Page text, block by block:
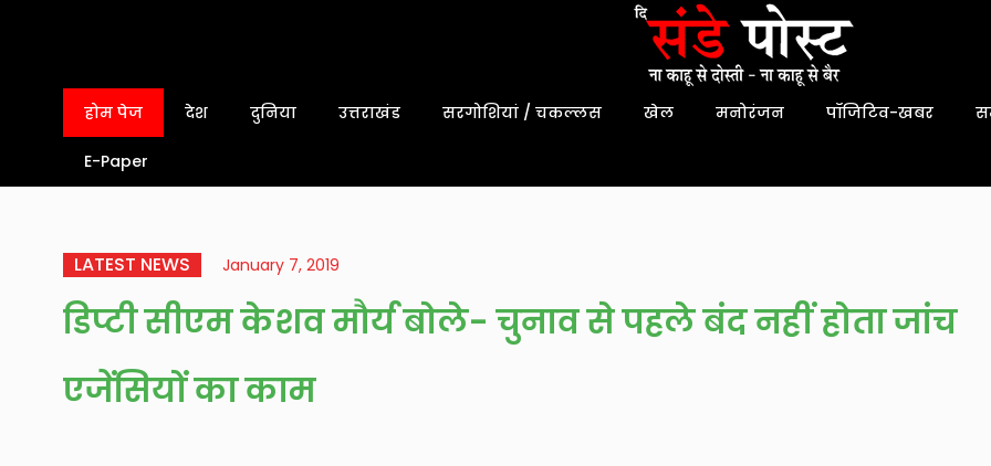
होम पेज देश दुनिया उत्तराखंड सरगोशियां / चकल्लस खेल मनोरंजन पॉजिटिव-खबर
E-Paper
LATEST NEWS January 7, 2019
डिप्टी सीएम केशव मौर्य बोले- चुनाव से पहले बंद नहीं होता जांच
एजेंसियों का काम